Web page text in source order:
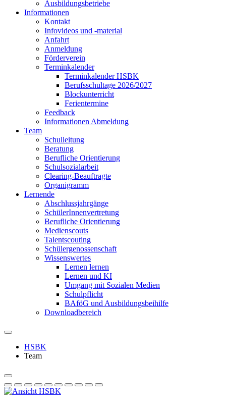
Ausbildungsbetriebe
Informationen
Kontakt
Infovideos und -material
Anfahrt
Anmeldung
Förderverein
Terminkalender
Terminkalender HSBK
Berufsschultage 2026/2027
Blockunterricht
Ferientermine
Feedback
Informationen Abmeldung
Team
Schulleitung
Beratung
Berufliche Orientierung
Schulsozialarbeit
Clearing-Beauftragte
Organigramm
Lernende
Abschlussjahrgänge
SchülerInnenvertretung
Berufliche Orientierung
Medienscouts
Talentscouting
Schüler­genossen­schaft
Wissenswertes
Lernen lernen
Lernen und KI
Umgang mit Sozialen Medien
Schulpflicht
BAföG und Ausbildungsbeihilfe
Downloadbereich
HSBK
Team